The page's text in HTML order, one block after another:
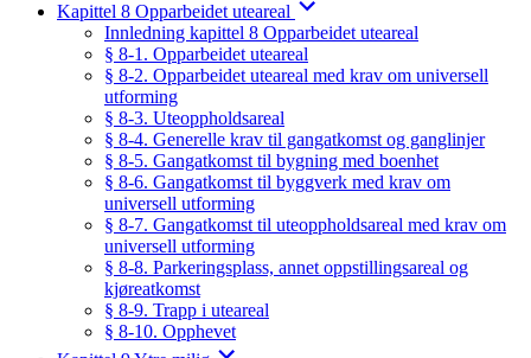
Kapittel 8 Opparbeidet uteareal
Innledning kapittel 8 Opparbeidet uteareal
§ 8-1. Opparbeidet uteareal
§ 8-2. Opparbeidet uteareal med krav om universell
utforming
§ 8-3. Uteoppholdsareal
§ 8-4. Generelle krav til gangatkomst og ganglinjer
§ 8-5. Gangatkomst til bygning med boenhet
§ 8-6. Gangatkomst til byggverk med krav om
universell utforming
§ 8-7. Gangatkomst til uteoppholdsareal med krav om
universell utforming
§ 8-8. Parkeringsplass, annet oppstillingsareal og
kjøreatkomst
§ 8-9. Trapp i uteareal
§ 8-10. Opphevet